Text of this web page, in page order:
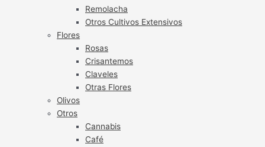
Remolacha
Otros Cultivos Extensivos
Flores
Rosas
Crisantemos
Claveles
Otras Flores
Olivos
Otros
Cannabis
Café